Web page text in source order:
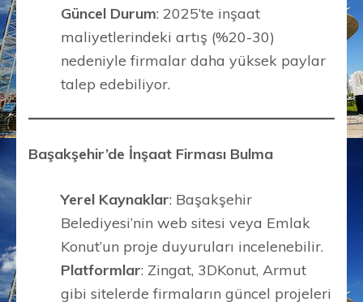
Güncel Durum: 2025’te inşaat
maliyetlerindeki artış (%20-30)
nedeniyle firmalar daha yüksek paylar
talep edebiliyor.
Başakşehir’de İnşaat Firması Bulma
Yerel Kaynaklar: Başakşehir
Belediyesi’nin web sitesi veya Emlak
Konut’un proje duyuruları incelenebilir.
Platformlar: Zingat, 3DKonut, Armut
gibi sitelerde firmaların güncel projeleri